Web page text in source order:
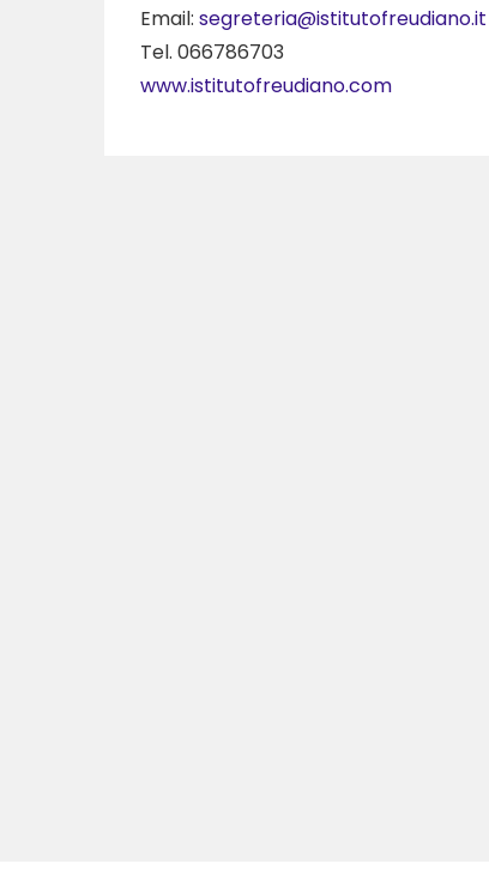
Email: segreteria@istitutofreudiano.it
Tel. 066786703
www.istitutofreudiano.com